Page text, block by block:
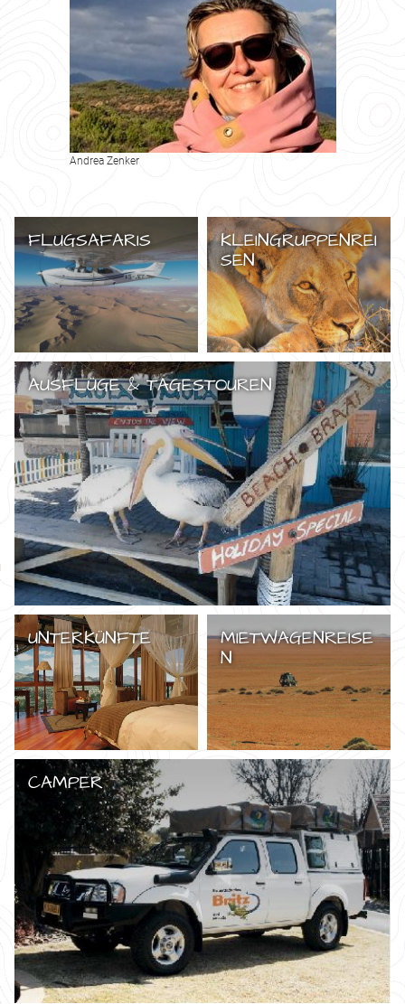
Andrea Zenker
FLUGSAFARIS KLEINGRUPPENREI
SEN
AUSFLÜGE & TAGESTOUREN
UNTERKÜNFTE MIETWAGENREISE
N
CAMPER